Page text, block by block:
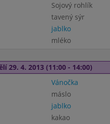
Sojový rohlík
tavený sýr
jablko
mléko
29. 4. 2013 (11:00 - 14:00)
Vánočka
máslo
jablko
kakao